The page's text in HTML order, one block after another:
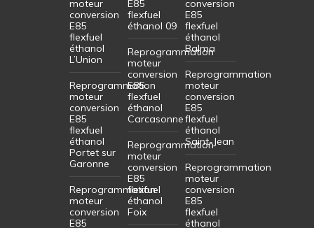
moteur
conversion
E85
flexfuel
éthanol
L’Union
Reprogrammation
moteur
conversion
E85
flexfuel
éthanol
Portet sur
Garonne
Reprogrammation
moteur
conversion
E85
E85
flexfuel
éthanol 09
Reprogrammation
moteur
conversion
E85
flexfuel
éthanol
Carcasonne
Reprogrammation
moteur
conversion
E85
flexfuel
éthanol
Foix
conversion
E85
flexfuel
éthanol
Balma
Reprogrammation
moteur
conversion
E85
flexfuel
éthanol
Saint-Jean
Reprogrammation
moteur
conversion
E85
flexfuel
éthanol